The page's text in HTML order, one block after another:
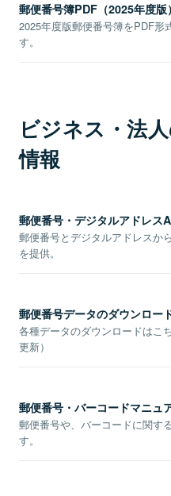
郵便番号簿PDF（2025年度版）
2025年度版郵便番号簿をPDF形
す。
ビジネス・法
情報
郵便番号・デジタルアドレス
郵便番号とデジタルアドレスか
を提供。
郵便番号データのダウンロー
各種データのダウンロードはこ
更新）
郵便番号・バーコードマニュ
郵便番号や、バーコードに関す
す。